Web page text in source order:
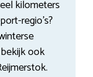
kilometers
regio’s?
ook